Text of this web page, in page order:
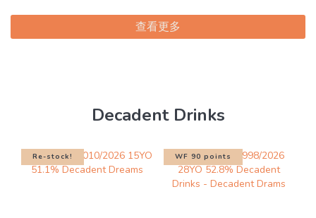
查看更多
Decadent Drinks
Re-stock! WF 90 points